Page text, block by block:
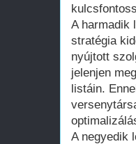
A harmadik
stratégia
nyújtott
jelenjen
listáin.
A negyedik